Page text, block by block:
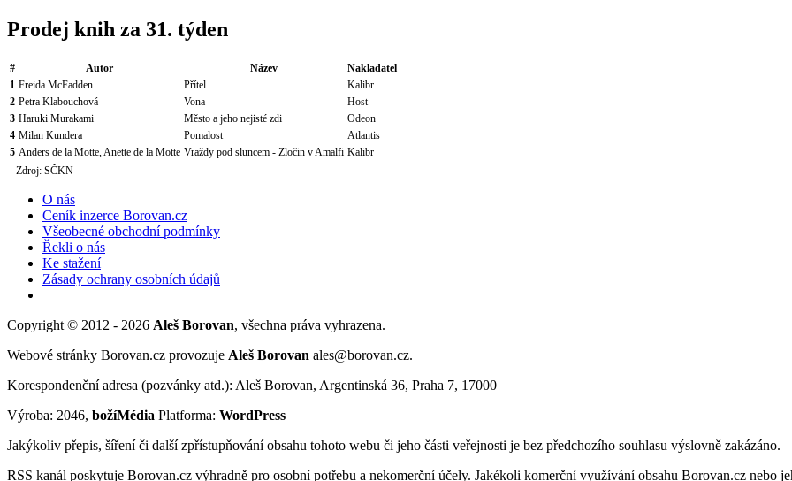
Prodej knih za 31. týden
# Autor Název
Nakladatel
1 Freida McFadden Přítel
Kalibr
2 Petra Klabouchová Vona
Host
3 Haruki Murakami Město a jeho nejisté zdi
Odeon
4 Milan Kundera Pomalost
Atlantis
5 Anders de la Motte, Anette de la Motte Vraždy pod sluncem - Zločin v Amalfi Kalibr
Zdroj: SČKN
O nás
Ceník inzerce Borovan.cz
Všeobecné obchodní podmínky
Řekli o nás
Ke stažení
Zásady ochrany osobních údajů
Copyright © 2012 - 2026 Aleš Borovan, všechna práva vyhrazena.
Webové stránky Borovan.cz provozuje Aleš Borovan ales@borovan.cz.
Korespondenční adresa (pozvánky atd.): Aleš Borovan, Argentinská 36, Praha 7, 17000
Výroba: 2046, božíMédia Platforma: WordPress
Jakýkoliv přepis, šíření či další zpřístupňování obsahu tohoto webu či jeho části veřejnosti je bez předchozího souhlasu výslovně zakázáno.
RSS kanál poskytuje Borovan.cz výhradně pro osobní potřebu a nekomerční účely. Jakékoli komerční využívání obsahu Borovan.cz nebo